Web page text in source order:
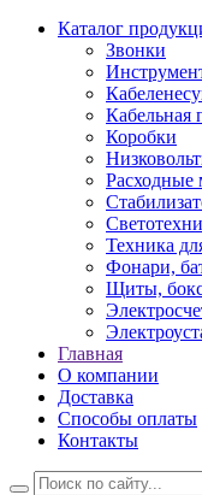
Каталог
Звонки
Кабельная
Коробки
Расходные
Техника
Фонари,
Щиты,
Главная
О компании
Доставка
Способы оплаты
Контакты